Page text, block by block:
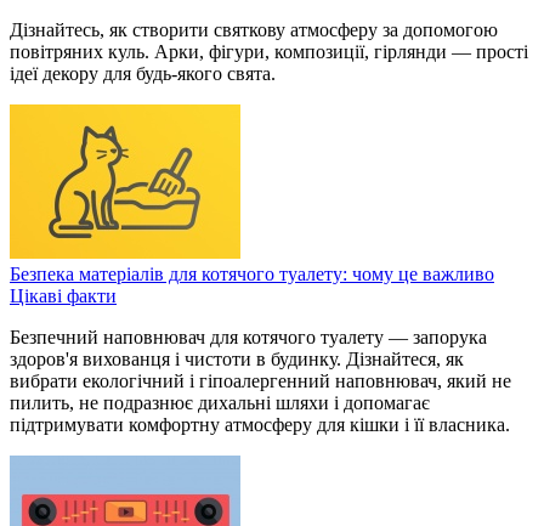
Дізнайтесь, як створити святкову атмосферу за допомогою
повітряних куль. Арки, фігури, композиції, гірлянди — прості
ідеї декору для будь-якого свята.
Безпека матеріалів для котячого туалету: чому це важливо
Цікаві факти
Безпечний наповнювач для котячого туалету — запорука
здоров'я вихованця і чистоти в будинку. Дізнайтеся, як
вибрати екологічний і гіпоалергенний наповнювач, який не
пилить, не подразнює дихальні шляхи і допомагає
підтримувати комфортну атмосферу для кішки і її власника.